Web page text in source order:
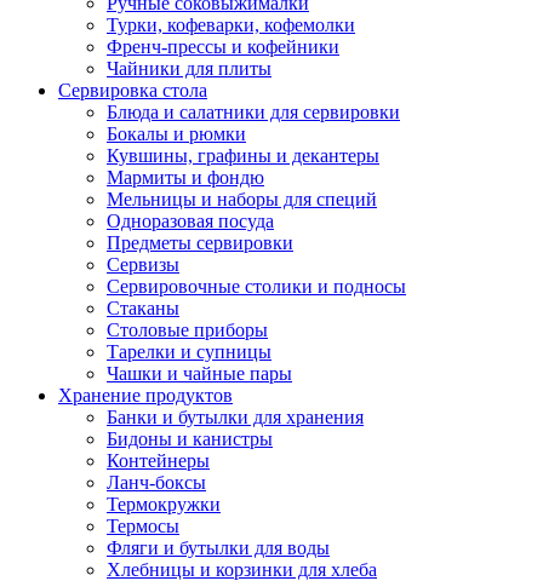
Турки, кофеварки, кофемолки
Френч-прессы и кофейники
Чайники для плиты
Сервировка стола
Блюда и салатники для сервировки
Бокалы и рюмки
Кувшины, графины и декантеры
Мармиты и фондю
Мельницы и наборы для специй
Одноразовая посуда
Предметы сервировки
Сервизы
Сервировочные столики и подносы
Стаканы
Столовые приборы
Тарелки и супницы
Чашки и чайные пары
Хранение продуктов
Банки и бутылки для хранения
Бидоны и канистры
Контейнеры
Ланч-боксы
Термокружки
Термосы
Фляги и бутылки для воды
Хлебницы и корзинки для хлеба